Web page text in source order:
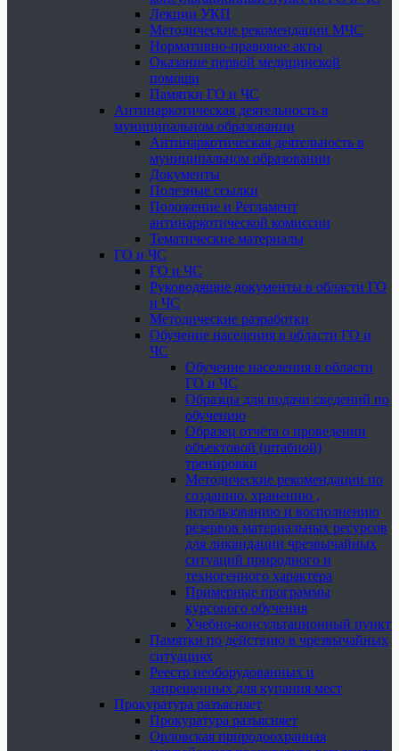
Лекции УКП
Методические рекомендации МЧС
Нормативно-правовые акты
Оказание первой медицинской
помощи
Памятки ГО и ЧС
Антинаркотическая деятельность в
муниципальном образовании
Антинаркотическая деятельность в
муниципальном образовании
Документы
Полезные ссылки
Положение и Регламент
антинаркотической комиссии
Тематические материалы
ГО и ЧС
ГО и ЧС
Руководящие документы в области ГО
и ЧС
Методические разработки
Обучение населения в области ГО и
ЧС
Обучение населения в области
ГО и ЧС
Образцы для подачи сведений по
обучению
Образец отчёта о проведении
объектовой (штабной)
тренировки
Методические рекомендации по
созданию, хранению ,
использованию и восполнению
резервов материальных ресурсов
для ликвидации чрезвычайных
ситуаций природного и
техногенного характера
Примерные программы
курсового обучения
Учебно-консультационный пункт
Памятки по действию в чрезвычайных
ситуациях
Реестр необорудованных и
запрещенных для купания мест
Прокуратура разъясняет
Прокуратура разъясняет
Орловская природоохранная